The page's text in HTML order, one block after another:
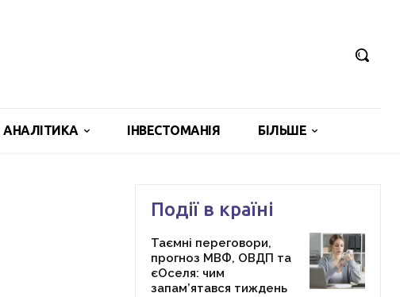
АНАЛІТИКА ІНВЕСТОМАНІЯ БІЛЬШЕ
Події в країні
Таємні переговори,
прогноз МВФ, ОВДП та
єОселя: чим
запам’ятався тиждень